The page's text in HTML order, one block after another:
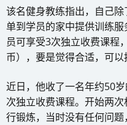
该名健身教练指出，自己
单到学员的家中提供训练
员可享受3次独立收费课程
币），要是觉得合适，可以
近日，他收了一名年约50
次独立收费课程。开始两
行锻炼，当时没有任何问